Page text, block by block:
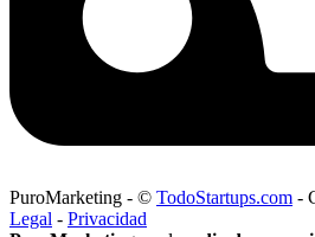
PuroMarketing - © TodoStartups.com -
Legal - Privacidad